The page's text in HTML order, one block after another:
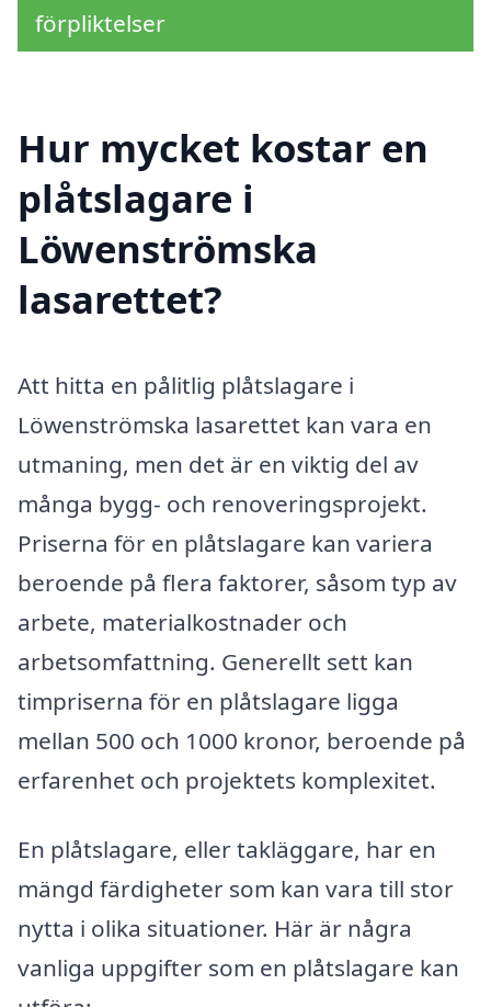
förpliktelser
Hur mycket kostar en
plåtslagare i
Löwenströmska
lasarettet?
Att hitta en pålitlig plåtslagare i
Löwenströmska lasarettet kan vara en
utmaning, men det är en viktig del av
många bygg- och renoveringsprojekt.
Priserna för en plåtslagare kan variera
beroende på flera faktorer, såsom typ av
arbete, materialkostnader och
arbetsomfattning. Generellt sett kan
timpriserna för en plåtslagare ligga
mellan 500 och 1000 kronor, beroende på
erfarenhet och projektets komplexitet.
En plåtslagare, eller takläggare, har en
mängd färdigheter som kan vara till stor
nytta i olika situationer. Här är några
vanliga uppgifter som en plåtslagare kan